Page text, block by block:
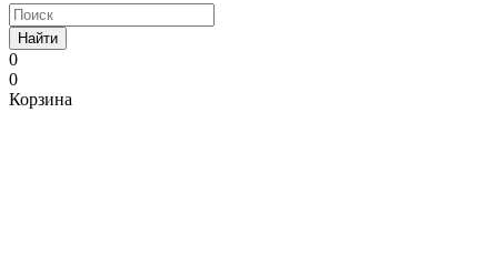
Найти
0
0
Корзина